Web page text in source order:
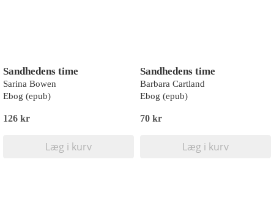
Sandhedens time
Sarina Bowen
Ebog (epub)
126 kr
Læg i kurv
Sandhedens time
Barbara Cartland
Ebog (epub)
70 kr
Læg i kurv